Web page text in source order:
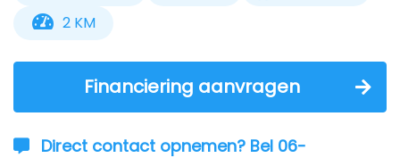
2 KM
Financiering aanvragen
Direct contact opnemen? Bel 06-